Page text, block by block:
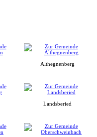
Althegnenberg
Landsberied